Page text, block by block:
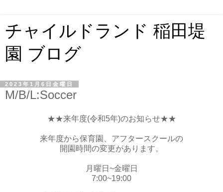
チャイルドランド 稲田堤
園 ブログ
2023年1月6日金曜日
M/B/L:Soccer
★★来年度(令和5年)のお知らせ★★
来年度から保育園、アフタースクールの
開園時間の変更があります。
月曜日~金曜日
7:00~19:00